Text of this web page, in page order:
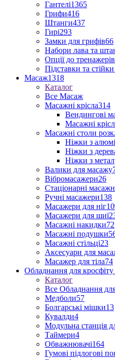
Гантелі1365
Грифи416
Штанги437
Гирі293
Замки для грифів66
Набори лава та
Опції до тренажерів
Підставки та
Масаж1318
Каталог
Все Масаж
Масажні крісла314
Вендингові
Масажні
Масажні столи
Ніжки з
Ніжки з
Ніжки з
Валики для масажу
Вібромасажери26
Стаціонарні
Ручні масажери138
Масажери для ніг
Масажери для шиї
Масажні накидки72
Масажні подушки
Масажні стільці23
Аксесуари для
Масажер для тіла74
Обладнання для кросфіту
Каталог
Все Обладнання
Медболи57
Болгарські мішки13
Кувалди4
Модульна станція
Таймери4
Обважнювачі164
Гумові підлогові